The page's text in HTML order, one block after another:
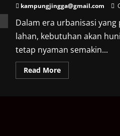
kampungjingga@gmail.com
Dalam era urbanisasi
lahan, kebutuhan akan
tetap nyaman semakin...
Read MoreRead
more